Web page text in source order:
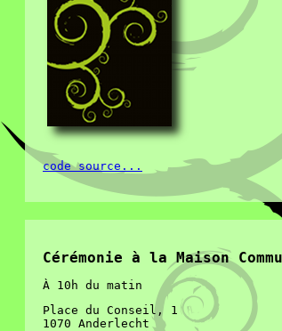
code source...
Cérémonie à la Maison
À 10h du matin
Place du Conseil, 1
1070 Anderlecht